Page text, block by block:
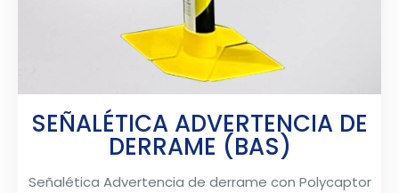
SEÑALÉTICA ADVERTENCIA DE
DERRAME (BAS)
Señalética Advertencia de derrame con Polycaptor